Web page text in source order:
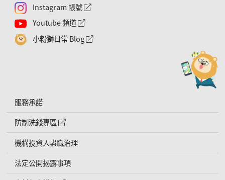
Instagram 帳號 外網連結符號
Youtube 頻道 外網連結符號
小粉獅日常 Blog 外網連結符號
服務承諾
防制洗錢專區
外網連結符號
機構投資人盡職治理
法定公開揭露事項